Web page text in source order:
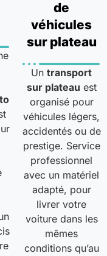
de
véhicules
sur plateau
Untransport
sur plateau est
organisé pour
véhicules légers,
accidentés ou de
prestige. Service
professionnel
avec un matériel
adapté, pour
livrer votre
voiture dans les
mêmes
conditions qu’au